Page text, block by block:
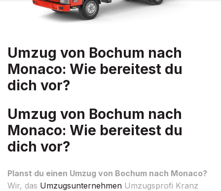
Umzug von Bochum nach
Monaco: Wie bereitest du
dich vor?
Umzug von Bochum nach
Monaco: Wie bereitest du
dich vor?
Planst du einen Umzug von Bochum nach Monaco?
Wir, das Umzugsunternehmen Umzugsprofi Kranz